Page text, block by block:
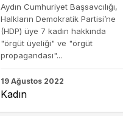
Aydın Cumhuriyet Başsavcılığı,
Halkların Demokratik Partisi’ne
(HDP) üye 7 kadın hakkında
"örgüt üyeliği" ve "örgüt
propagandası"...
19 Ağustos 2022
Kadın